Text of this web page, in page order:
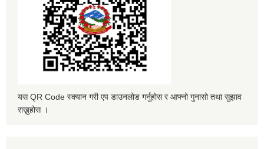
यस QR Code स्क्यान गरी एप डाउनलोड गर्नुहोस र आफ्नो गुनासो तथा सुझाव
राख्नुहोस ।